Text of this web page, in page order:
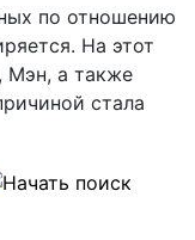
по отношению
На этот
Мэн, а также
стала